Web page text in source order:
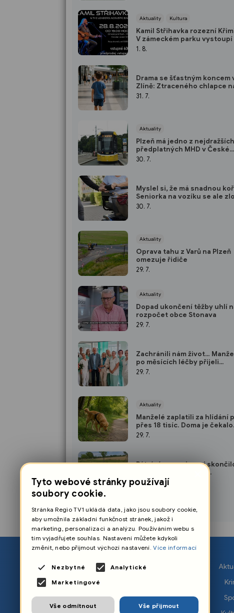
Aktuality Kultura
Kamil Střihavka rozezní
V zámeckém parku vystoupí
projektem The Leaders
1. 8.
Drama se šťastným koncem
Zlíně: Ztraceného chlapce
díky všímavým lidem i tisícům
31. 7.
Aktuality
Plzeň má jedno z nejdražších
předplatných MHD v České
republice
30. 7.
Myslel si, že má snadnou
Seniorka na vozíku se ale
ubránila
30. 7.
Aktuality
Oprava tahu z Varů na Plzeň
omezuje řidiče
29. 7.
Aktuality
Dopad ukončení těžby uhlí
rozpočet obce Stonava
29. 7.
Zachránili nám život…
po měsících léčby přijeli
poděkovat zlínským
29. 7.
Aktuality
Manželé zaplatili za hlídání
přes 18 tisíc. Doma je čekalo
nepříjemné překvapení
29. 7.
Pátrání po seniorovi
převrácenou čtyřkolkou
28. 7.
O nás
Nastavení cookies
Ochrana osobních údajů
Tyto webové stránky používají
soubory cookie.
Stránka Regio TV1 ukládá data, jako jsou soubory cookie,
aby umožnila základní funkčnost stránek, jakož i
marketing, personalizaci a analýzu. Používáním webu s
tím vyjadřujete souhlas. Nastavení můžete kdykoli
změnit, nebo přijmout výchozí nastavení.Více informací
Nezbytné
Analytické
Marketingové
Vše přijmout
Vše odmítnout